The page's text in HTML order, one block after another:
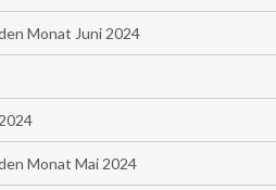
Monat Juni 2024
Monat Mai 2024